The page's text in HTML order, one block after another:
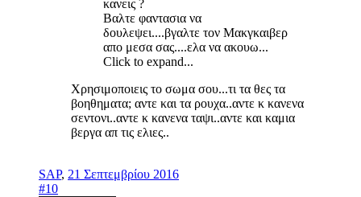
κανεις ?
Βαλτε φαντασια να
δουλεψει....βγαλτε τον Μακγκαιβερ
απο μεσα σας....ελα να ακουω...
Click to expand...
Χρησιμοποιεις το σωμα σου...τι τα θες τα
βοηθηματα; αντε και τα ρουχα..αντε κ κανενα
σεντονι..αντε κ κανενα ταψι..αντε και καμια
βεργα απ τις ελιες..
SAP, 21 Σεπτεμβρίου 2016
#10